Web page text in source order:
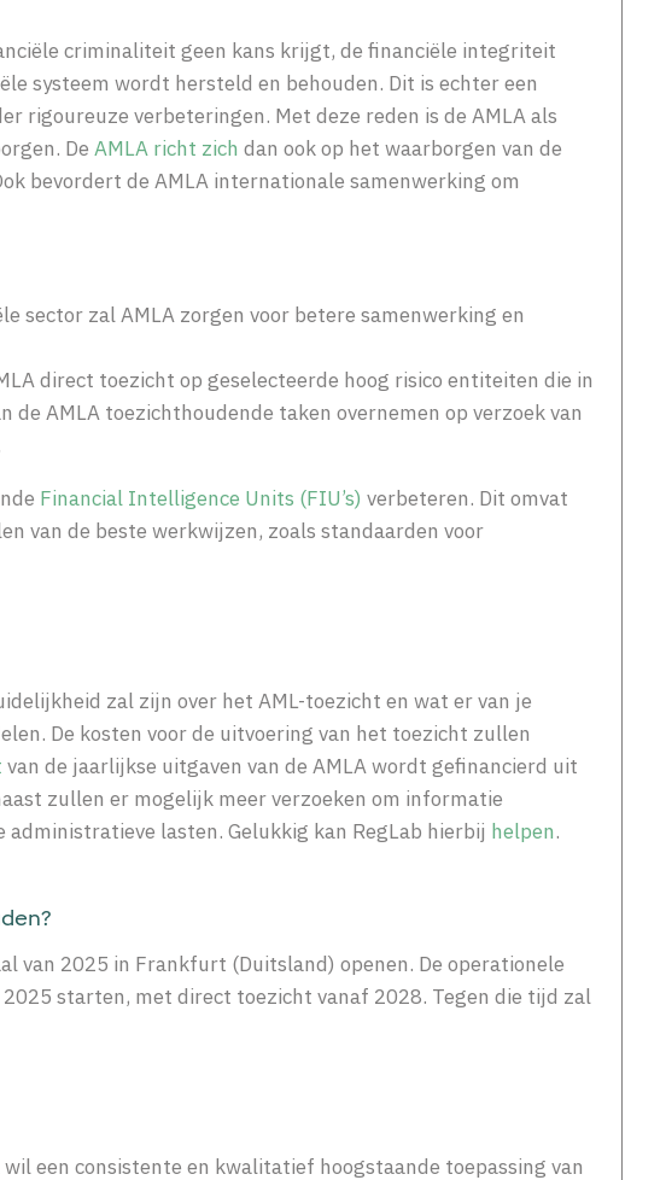
criminaliteit geen kans krijgt, de financiële integriteit
systeem wordt hersteld en behouden. Dit is echter een
rigoureuze verbeteringen. Met deze reden is de AMLA als
De AMLA richt zich dan ook op het waarborgen van de
bevordert de AMLA internationale samenwerking om
sector zal AMLA zorgen voor betere samenwerking en
direct toezicht op geselecteerde hoog risico entiteiten die in
AMLA toezichthoudende taken overnemen op verzoek van
Financial Intelligence Units (FIU’s) verbeteren. Dit omvat
van de beste werkwijzen, zoals standaarden voor
zal zijn over het AML-toezicht en wat er van je
De kosten voor de uitvoering van het toezicht zullen
van de jaarlijkse uitgaven van de AMLA wordt gefinancierd uit
zullen er mogelijk meer verzoeken om informatie
administratieve lasten. Gelukkig kan RegLab hierbij helpen.
van 2025 in Frankfurt (Duitsland) openen. De operationele
starten, met direct toezicht vanaf 2028. Tegen die tijd zal
een consistente en kwalitatief hoogstaande toepassing van